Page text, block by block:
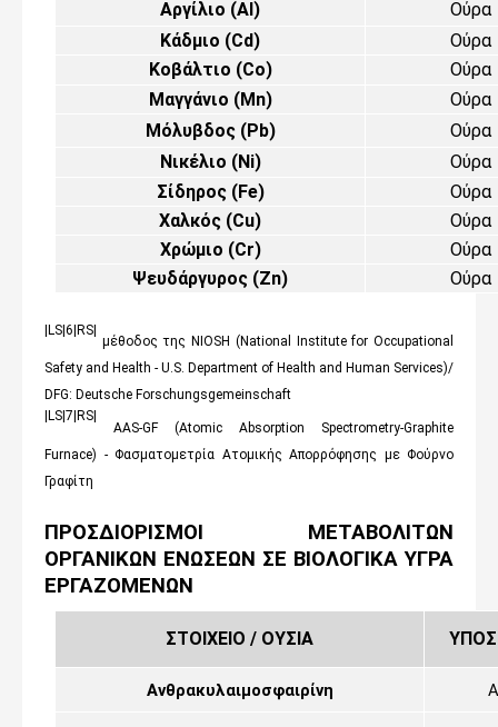
Αργίλιο (Al)
Ούρα
Κάδμιο (Cd)
Ούρα
Κοβάλτιο (Co)
Ούρα
Μαγγάνιο (Mn)
Ούρα
Μόλυβδος (Pb)
Ούρα
Νικέλιο (Ni)
Ούρα
Σίδηρος (Fe)
Ούρα
Χαλκός (Cu)
Ούρα
Χρώμιο (Cr)
Ούρα
Ψευδάργυρος (Zn) Ούρα
|LS|6|RS|
μέθοδος της NIOSH (National Institute for Occupational
Safety and Health - U.S. Department of Health and Human Services)/
DFG: Deutsche Forschungsgemeinschaft
|LS|7|RS|
AAS-GF (Atomic Absorption Spectrometry-Graphite
Furnace) - Φασματομετρία Ατομικής Απορρόφησης με Φούρνο
Γραφίτη
ΠΡΟΣΔΙΟΡΙΣΜΟΙ ΜΕΤΑΒΟΛΙΤΩΝ
ΟΡΓΑΝΙΚΩΝ ΕΝΩΣΕΩΝ ΣΕ ΒΙΟΛΟΓΙΚΑ ΥΓΡΑ
ΕΡΓΑΖΟΜΕΝΩΝ
ΣΤΟΙΧΕΙΟ / ΟΥΣΙΑ
Ανθρακυλαιμοσφαιρίνη